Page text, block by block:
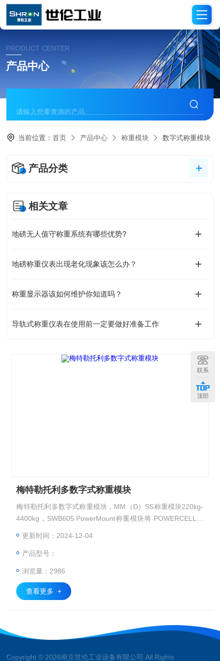
PRODUCT CENTER
产品中心
当前位置：首页 产品中心 称重模块 数字式称重模块
产品分类
相关文章
地磅无人值守称重系统有哪些优势?
地磅称重仪表出现老化现象该怎么办？
称重显示器该如何维护你知道吗？
导轨式称重仪表在使用前一定要做好准备工作
梅特勒托利多数字式称重模块
梅特勒托利多数字式称重模块，MM（D）SS称重模块220kg-
4400kg，SWB605 PowerMount称重模块将 POWERCELL技
重精度。 称重传感器网络了麻烦的接线盒，从而增强其可靠
更新时间：2024-12-04
产品型号：
浏览量：2986
查看更多 +
Copyright © 2026南京世伦工业设备有限公司 All Rights
联系
顶部